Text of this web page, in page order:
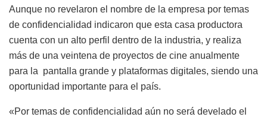
Aunque no revelaron el nombre de la empresa por temas
de confidencialidad indicaron que esta casa productora
cuenta con un alto perfil dentro de la industria, y realiza
más de una veintena de proyectos de cine anualmente
para la pantalla grande y plataformas digitales, siendo una
oportunidad importante para el país.
«Por temas de confidencialidad aún no será develado el